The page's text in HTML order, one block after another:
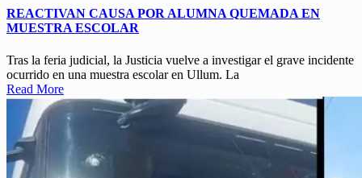
REACTIVAN CAUSA POR ALUMNA QUEMADA EN
MUESTRA ESCOLAR
Tras la feria judicial, la Justicia vuelve a investigar el grave incidente
ocurrido en una muestra escolar en Ullum. La
Read More